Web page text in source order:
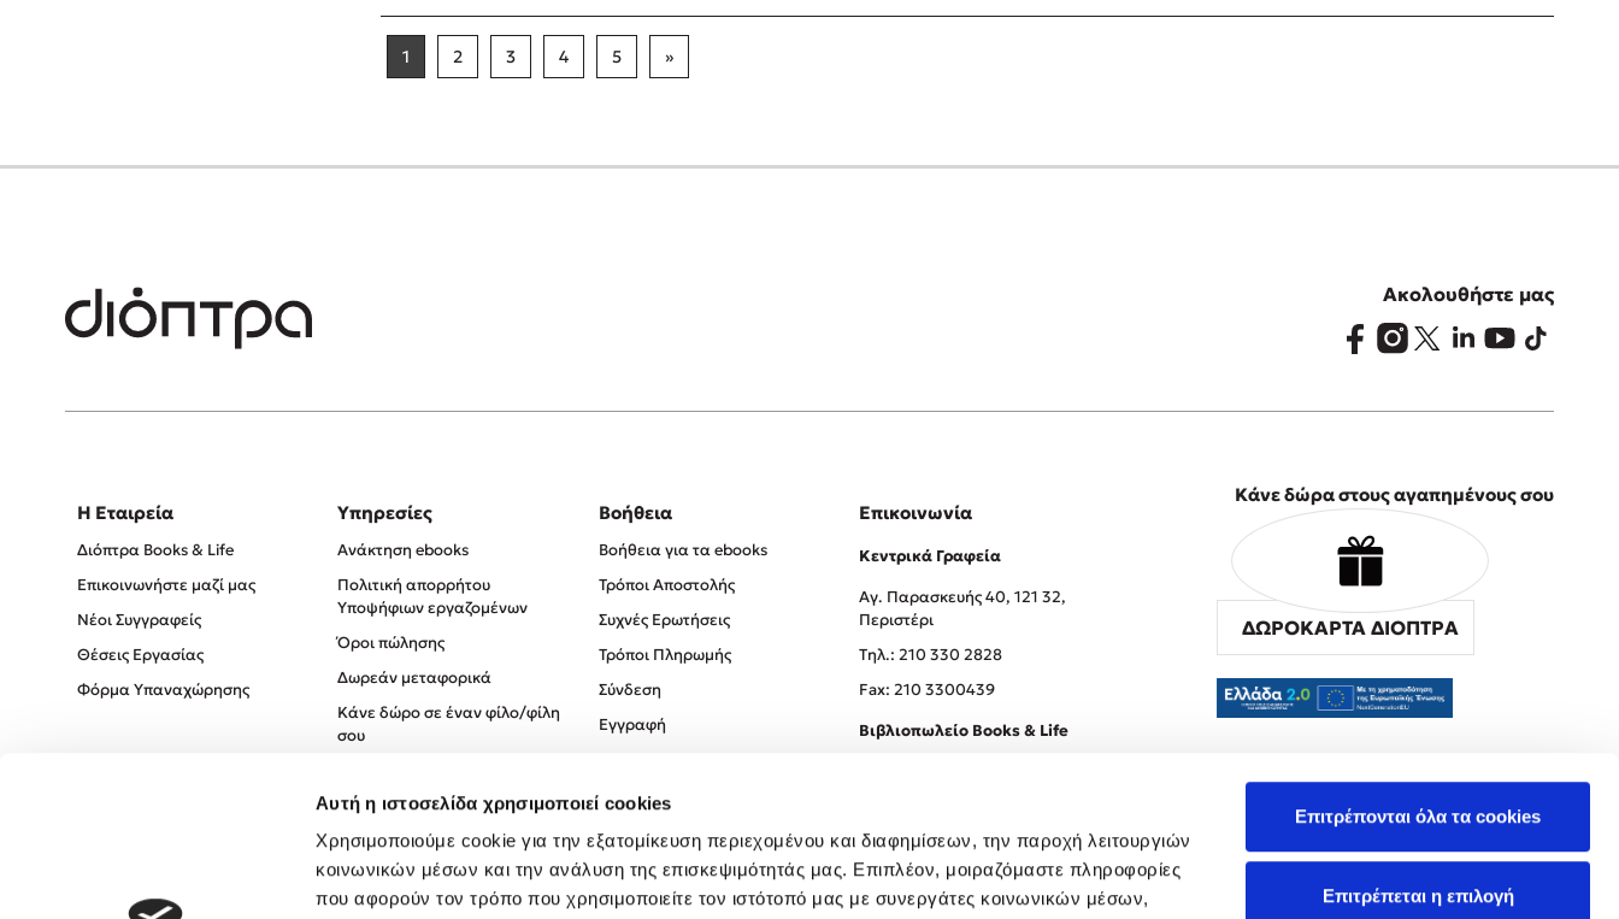
Αυτή η ιστοσελίδα χρησιμοποιεί cookies
Χρησιμοποιούμε cookie για την εξατομίκευση περιεχομένου και διαφημίσεων, την παροχή λειτουργιών
κοινωνικών μέσων και την ανάλυση της επισκεψιμότητάς μας. Επιπλέον, μοιραζόμαστε πληροφορίες
που αφορούν τον τρόπο που χρησιμοποιείτε τον ιστότοπό μας με συνεργάτες κοινωνικών μέσων,
Επιτρέπονται όλα τα cookies
Επιτρέπεται η επιλογή
1 2 3 4 5 »
Ακολουθήστε μας
Η Εταιρεία
Διόπτρα Books & Life
Επικοινωνήστε μαζί μας
Νέοι Συγγραφείς
Θέσεις Εργασίας
Φόρμα Υπαναχώρησης
Υπηρεσίες
Ανάκτηση ebooks
Πολιτική απορρήτου
Υποψήφιων εργαζομένων
Όροι πώλησης
Δωρεάν μεταφορικά
Κάνε δώρο σε έναν φίλο/φίλη
σου
Πολιτική Απορρήτου
Όροι χρήσης
Βοήθεια
Βοήθεια για τα ebooks
Τρόποι Αποστολής
Συχνές Ερωτήσεις
Τρόποι Πληρωμής
Σύνδεση
Εγγραφή
Επικοινωνία
Κεντρικά Γραφεία
Αγ. Παρασκευής 40, 121 32,
Περιστέρι
Tηλ.: 210 330 2828
Fax: 210 3300439
Βιβλιοπωλείο Books & Life
Κάνε δώρα στους αγαπημένους σου
ΔΩΡΟΚΑΡΤΑ ΔΙΟΠΤΡΑ